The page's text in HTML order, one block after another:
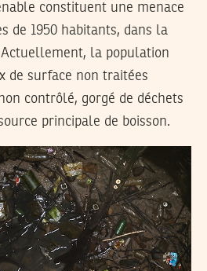
constituent une menace
de 1950 habitants, dans la
la population
de surface non traitées
contrôlé, gorgé de déchets
principale de boisson.